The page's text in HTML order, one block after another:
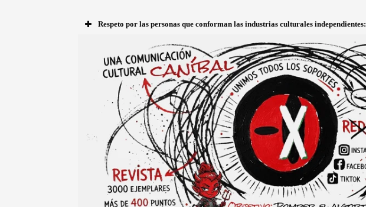
Respeto por las personas que conforman las industrias culturales independientes: